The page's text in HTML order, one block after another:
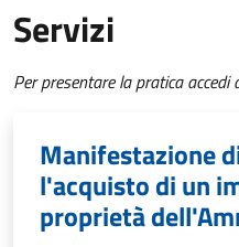
Servizi
Per presentare la pratica accedi
Manifestazione
l'acquisto di un
proprietà